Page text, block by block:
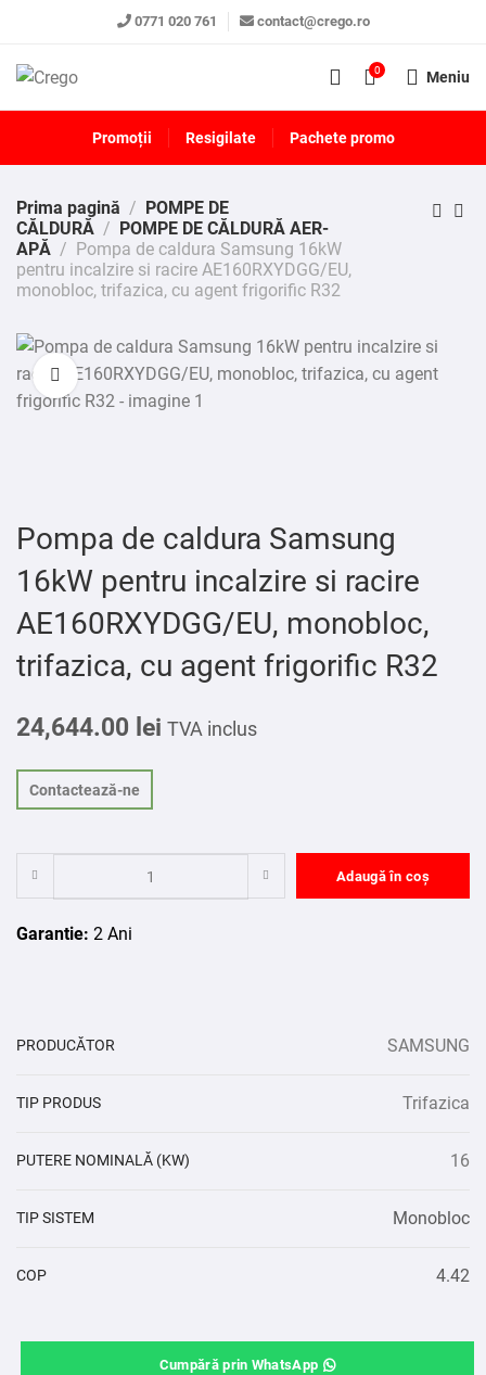
0771 020 761 contact@crego.ro
0 Meniu
Promoții Resigilate Pachete promo
Prima pagină
POMPE DE
CĂLDURĂ
POMPE DE CĂLDURĂ AER-
APĂ
Pompa de caldura Samsung 16kW
pentru incalzire si racire AE160RXYDGG/EU,
monobloc, trifazica, cu agent frigorific R32
Pompa de caldura Samsung
16kW pentru incalzire si racire
AE160RXYDGG/EU, monobloc,
trifazica, cu agent frigorific R32
24,644.00 lei TVA inclus
Contactează-ne
Adaugă în coș
Garantie: 2 Ani
PRODUCĂTOR SAMSUNG
TIP PRODUS Trifazica
PUTERE NOMINALĂ (KW) 16
TIP SISTEM Monobloc
COP 4.42
Cumpără prin WhatsApp